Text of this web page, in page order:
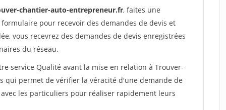
chantier-auto-entrepreneur.fr, faites une
pour recevoir des demandes de devis et
vous recevrez des demandes de devis enregistrées
du réseau.
service Qualité avant la mise en relation à Trouver-
qui permet de vérifier la véracité d'une demande de
les particuliers pour réaliser rapidement leurs